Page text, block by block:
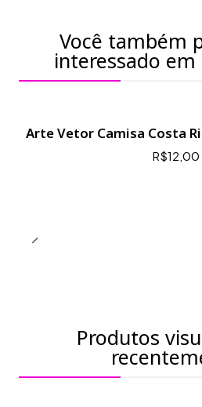
Você também
interessado
Arte Vetor Camisa Costa
R$12,00
Produtos